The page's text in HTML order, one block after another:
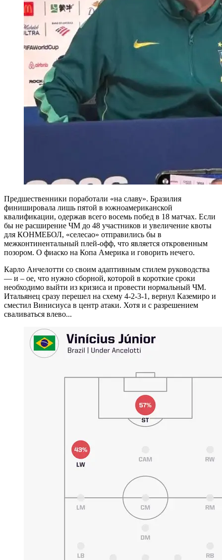
Предшественники поработали «на славу». Бразилия
финишировала лишь пятой в южноамериканской
квалификации, одержав всего восемь побед в 18 матчах. Если
бы не расширение ЧМ до 48 участников и увеличение квоты
для КОНМЕБОЛ, «селесао» отправились бы в
межконтинентальный плей-офф, что является откровенным
позором. О фиаско на Копа Америка и говорить нечего.
Карло Анчелотти со своим адаптивным стилем руководства
— и – ое, что нужно сборной, которой в короткие сроки
необходимо выйти из кризиса и провести нормальный ЧМ.
Итальянец сразу перешел на схему 4-2-3-1, вернул Каземиро и
сместил Винисиуса в центр атаки. Хотя и с разрешением
сваливаться влево...